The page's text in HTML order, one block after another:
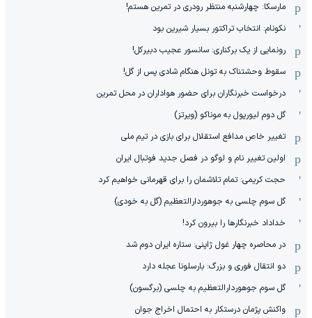
مارسکا: چهارشنبه منتظر رودری در تمرین هستم!
نکونام: انتخاب تراکتور بسیار شیرین بود
رونمایی از یک برکناری: سانسور عجیب دبیرکل!
سقوط وحشتناک به تونل هنگام شادی پس از گل!
درخواست خبرنگاران برای حضور هواداران در محل تمرین
گل دوم لیورپول به موناکو (ویرتز)
تغییر خاص مدافع استقلال برای بازی در تیم ملی
اولین تغییر نام و لوگو در فصل جدید فوتبال ایران
حجت کریمی: تمام تلاشمان را برای قهرمانی خواهیم کرد
گل سوم چلسی به جوهوردارالتعظیم (گل به خودی)
خداداد خبرنگارها را بیرون کرد!
در محاصره چهار غول ژاپنی: ستاره ایران دوم شد
دو انتقال فوری و بزرگ: بارسلونا عجله دارد
گل سوم جوهوردارالتعظیم به چلسی (برگسون)
واکنش پژمان درستکار به احتمال اخراج جوان